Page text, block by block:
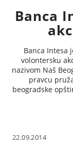
Banca
Banca Intesa
volontersku
nazivom Naš
pravcu
beogradske
22.09.2014